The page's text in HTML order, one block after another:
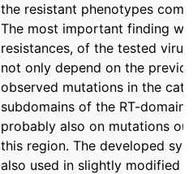
the resistant phenotypes
The most important finding
resistances, of the tested
not only depend on the
observed mutations in the
subdomains of the RT-
probably also on mutations
this region. The developed
also used in slightly modified